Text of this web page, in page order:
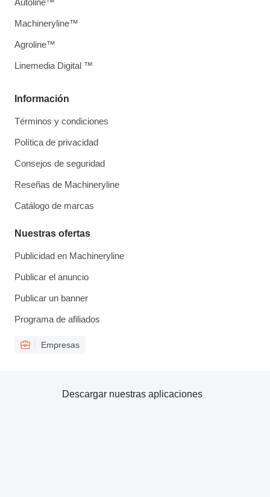
Información
Términos y condiciones
Política de privacidad
Consejos de seguridad
Reseñas de Machineryline
Catálogo de marcas
Nuestras ofertas
Publicidad en Machineryline
Publicar el anuncio
Publicar un banner
Programa de afiliados
Empresas
Autoline™
Machineryline™
Agroline™
Linemedia Digital ™
Descargar nuestras aplicaciones